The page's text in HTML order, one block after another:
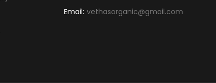
Email: vethasorganic@gmail.com